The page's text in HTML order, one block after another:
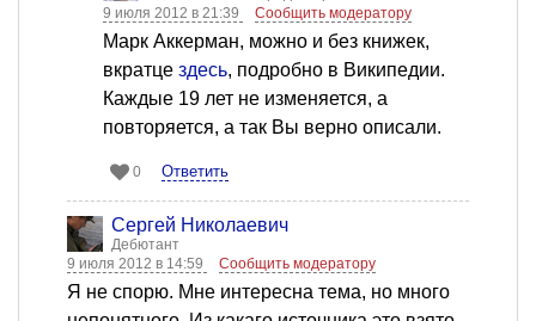
9 июля 2012 в 21:39
Сообщить модератору
Марк Аккерман, можно и без книжек,
вкратце здесь, подробно в Википедии.
Каждые 19 лет не изменяется, а
повторяется, а так Вы верно описали.
0 Ответить
Сергей Николаевич
Дебютант
9 июля 2012 в 14:59
Сообщить модератору
Я не спорю. Мне интересна тема, но много